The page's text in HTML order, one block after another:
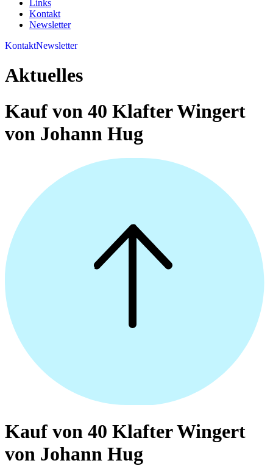
Links
Kontakt
Newsletter
KontaktNewsletter
Aktuelles
Kauf von 40 Klafter Wingert
von Johann Hug
Kauf von 40 Klafter Wingert
von Johann Hug